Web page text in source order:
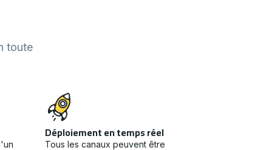
toute
Déploiement en temps réel
Tous les canaux peuvent être